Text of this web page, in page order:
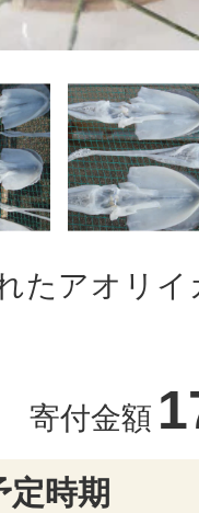
たアオリイ
寄付金額
定時期